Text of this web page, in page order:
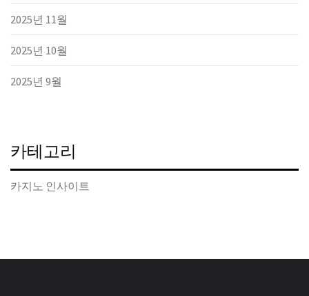
2025년 11월
2025년 10월
2025년 9월
카테고리
카지노 인사이트